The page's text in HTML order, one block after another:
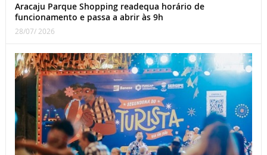
Aracaju Parque Shopping readequa horário de
funcionamento e passa a abrir às 9h
28/07/ 2026